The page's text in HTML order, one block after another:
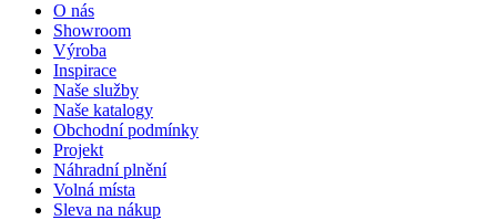
O nás
Showroom
Výroba
Inspirace
Naše služby
Naše katalogy
Obchodní podmínky
Projekt
Náhradní plnění
Volná místa
Sleva na nákup